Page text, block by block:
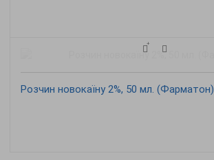
Розчин новокаїну 2%, 50 мл. (Фарматон)